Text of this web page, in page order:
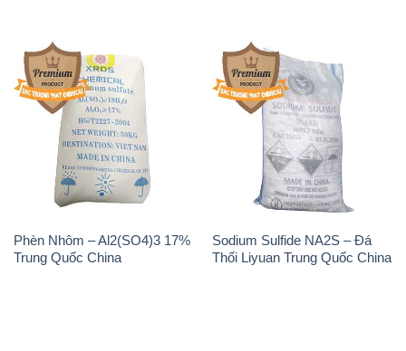
Phèn Nhôm – Al2(SO4)3 17%
Trung Quốc China
Sodium Sulfide NA2S – Đá
Thối Liyuan Trung Quốc China